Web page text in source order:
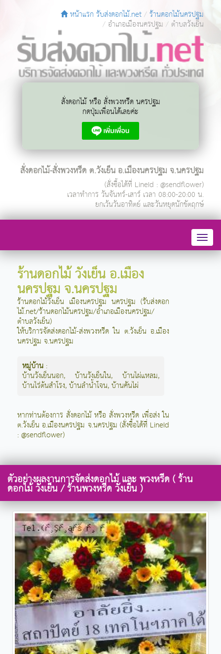
หน้าแรก รับส่งดอกไม้.net ร้านดอกไม้นครปฐม
อำเภอเมืองนครปฐม ตำบลวังเย็น
สั่งดอกไม้ หรือ สั่งพวงหรีด นครปฐม
กดปุ่มเพื่อนได้เลยค่ะ
สั่งดอกไม้-สั่งพวงหรีด ต.วังเย็น อ.เมืองนครปฐม จ.นครปฐม
(สั่งซื้อได้ที่ LineId : @sendflower)
เวลาทำการ วันจันทร์-เสาร์ เวลา 08:00-20:00 น.
ยกเว้นวันอาทิตย์ และวันหยุดนักขัตฤกษ์
ร้านดอกไม้ วังเย็น อ.เมือง
นครปฐม จ.นครปฐม
ร้านดอกไม้วังเย็น เมืองนครปฐม นครปฐม (รับส่งดอก
ไม้.net/ร้านดอกไม้นครปฐม/อำเภอเมืองนครปฐม/
ตำบลวังเย็น)
ให้บริการจัดส่งดอกไม้-ส่งพวงหรีด ใน ต.วังเย็น อ.เมือง
นครปฐม จ.นครปฐม
หมู่บ้าน :
บ้านวังเย็นนอก,บ้านวังเย็นใน,บ้านไผ่แหลม,
บ้านไร่ต้นสำโรง,บ้านลำน้ำโจน,บ้านคันไผ่
หากท่านต้องการ สั่งดอกไม้ หรือ สั่งพวงหรีด เพื่อส่ง ใน
ต.วังเย็น อ.เมืองนครปฐม จ.นครปฐม (สั่งซื้อได้ที่ LineId
: @sendflower)
ตัวอย่างผลงานการจัดส่งดอกไม้ และ พวงหรีด ( ร้าน
ดอกไม้ วังเย็น / ร้านพวงหรีด วังเย็น )